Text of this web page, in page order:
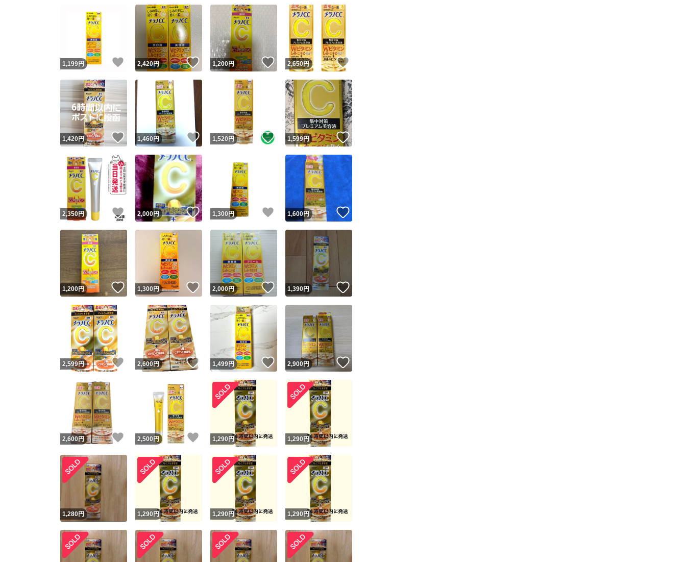
スピード発送 このユーザーは高頻度で24時間以内に発送しています
安心発送 このユーザーは設定した発送日数内に発送しています
1,199円 いいね！
2,420円 いいね！
1,200円 いいね！
2,650円
1,420円 いいね！
1,460円 いいね！
1,520 円 いいね！
1,599円 いいね！
2,350円 いいね！
2,000円 いいね！
1,300 円 いいね！
1,600円
1,200円 いいね！
1,300円 いいね！
2,000円 いいね！
1,390円 いいね！
2,599円 いいね！
2,600円 いいね！
1,499円 いいね！
2,900円
2,600円 いいね！
2,500 円 いいね！
1,290 円 1,290 円
1,280円 1,290 円 1,290 円 1,290 円